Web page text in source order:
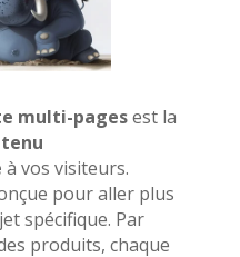
multi-pagesest la
à vos visiteurs.
pour aller plus
spécifique. Par
produits, chaque